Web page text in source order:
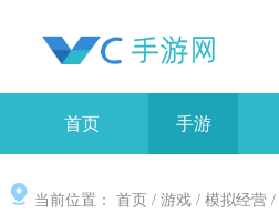
首页 手游
当前位置： 首页 / 游戏 / 模拟经营 /